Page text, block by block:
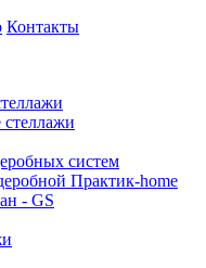
Контакты
систем
Практик-home
- GS